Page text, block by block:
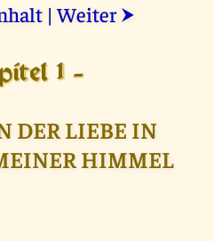
|Weiter ⮞
1 -
DER LIEBE IN
HIMMEL